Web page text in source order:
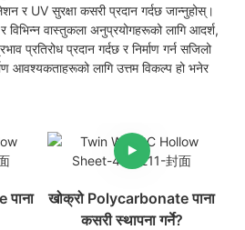
र UV सुरक्षा कसरी प्रदान गर्दछ जान्नुहोस्।
वास्तुकला अनुप्रयोगहरूको लागि आदर्श,
प्रतिरोध प्रदान गर्दछ र निर्माण गर्न सजिलो
आवश्यकताहरूको लागि उत्तम विकल्प हो भनेर
खोक्रो Polycarbonate पाना
कसरी स्थापना गर्ने?